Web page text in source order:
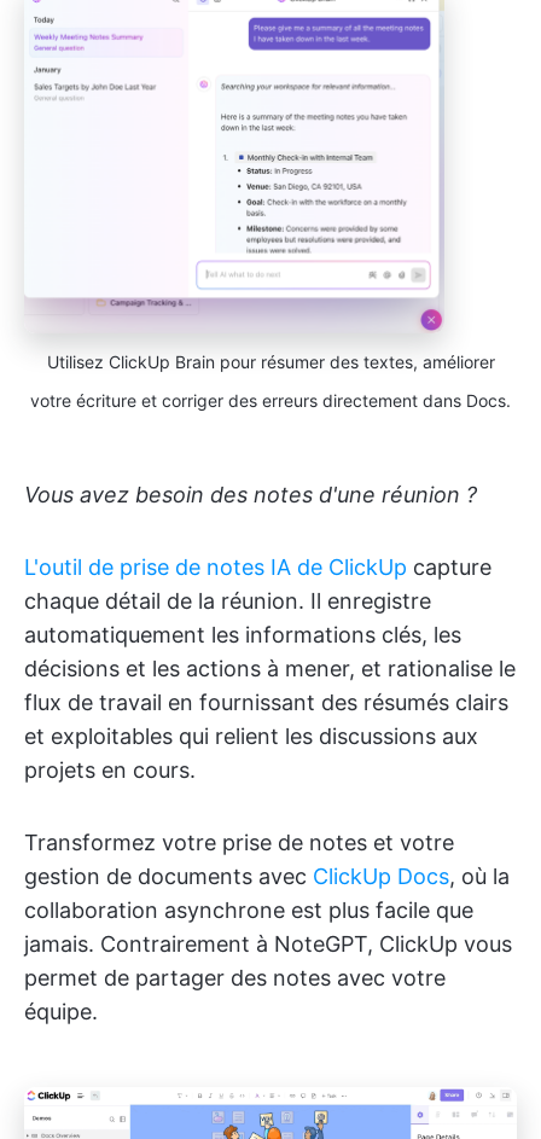
Utilisez ClickUp Brain pour résumer des textes, améliorer
votre écriture et corriger des erreurs directement dans Docs.
Vous avez besoin des notes d'une réunion ?
L'outil de prise de notes IA de ClickUp capture
chaque détail de la réunion. Il enregistre
automatiquement les informations clés, les
décisions et les actions à mener, et rationalise le
flux de travail en fournissant des résumés clairs
et exploitables qui relient les discussions aux
projets en cours.
Transformez votre prise de notes et votre
gestion de documents avec ClickUp Docs, où la
collaboration asynchrone est plus facile que
jamais. Contrairement à NoteGPT, ClickUp vous
permet de partager des notes avec votre
équipe.